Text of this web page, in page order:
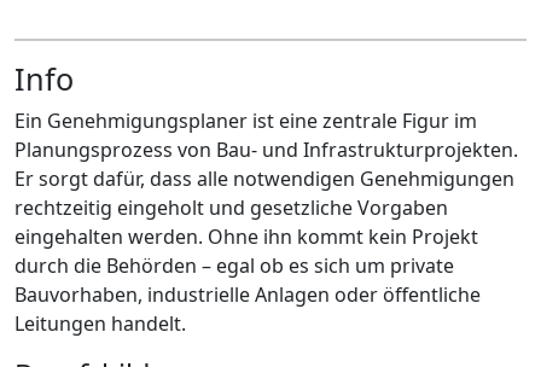
Info
Ein Genehmigungsplaner ist eine zentrale Figur im
Planungsprozess von Bau- und Infrastrukturprojekten.
Er sorgt dafür, dass alle notwendigen Genehmigungen
rechtzeitig eingeholt und gesetzliche Vorgaben
eingehalten werden. Ohne ihn kommt kein Projekt
durch die Behörden – egal ob es sich um private
Bauvorhaben, industrielle Anlagen oder öffentliche
Leitungen handelt.